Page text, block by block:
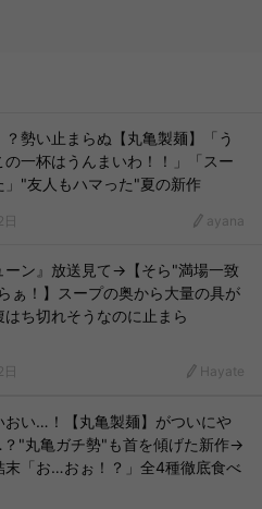
勢い止まらぬ【丸亀製麺】「う
の一杯はうんまいわ！！」「スー
」"友人もハマった"夏の新作
ayana
ーン』放送見て→【そら"満場一致
ぁ！】スープの奥から大量の具が
はち切れそうなのに止まら
Hayate
おい…！【丸亀製麺】がついにや
"丸亀ガチ勢"も首を傾げた新作→
末「お…おぉ！？」全4種徹底食べ